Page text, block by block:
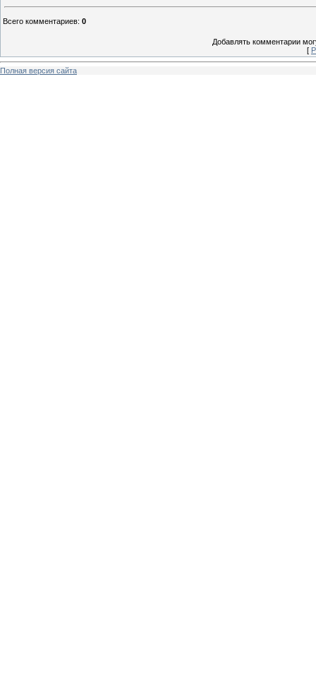
Всего комментариев: 0
Добавлять комментарии
[
Полная версия сайта